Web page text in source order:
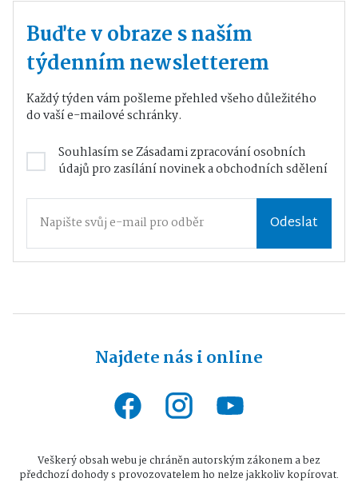
Buďte v obraze s naším
týdenním newsletterem
Každý týden vám pošleme přehled všeho důležitého
do vaší e-mailové schránky.
Souhlasím seZásadami zpracování osobních
údajůpro zasílání novinek a obchodních sdělení
Odeslat
Najdete nás i online
Veškerý obsah webu je chráněn autorským zákonem a bez
předchozí dohody s provozovatelem ho nelze jakkoliv kopírovat.